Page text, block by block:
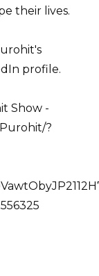
their lives.
profile.
Show -
?